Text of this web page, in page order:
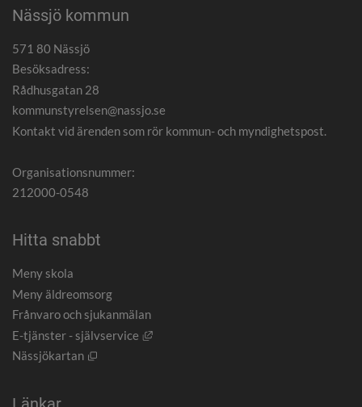
Nässjö kommun
571 80 Nässjö
Besöksadress:
Rådhusgatan 28
kommunstyrelsen@nassjo.se
Kontakt vid ärenden som rör kommun- och myndighetspost.
Organisationsnummer:
212000-0548
Hitta snabbt
Meny skola
Meny äldreomsorg
Frånvaro och sjukanmälan
E-tjänster - självservice
Länk till annan webbplats, öppnas i
Nässjökartan
Öppnas i nytt fönster.